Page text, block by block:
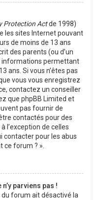
Protection Actde 1998)
les sites Internet pouvant
de moins de 13 ans
des parents (ou d’un
informations permettant
ans. Si vous n’êtes pas
vous vous enregistrez
contactez un conseiller
que phpBB Limited et
pas fournir de
contactés pour des
l’exception de celles
contacter pour les abus
ce forum ? ».
parviens pas !
du forum ait désactivé la